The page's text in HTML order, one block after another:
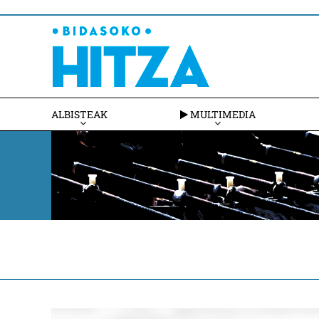
ALBISTEAK MULTIMEDIA